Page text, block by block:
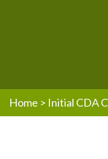
Home > Initial CDA